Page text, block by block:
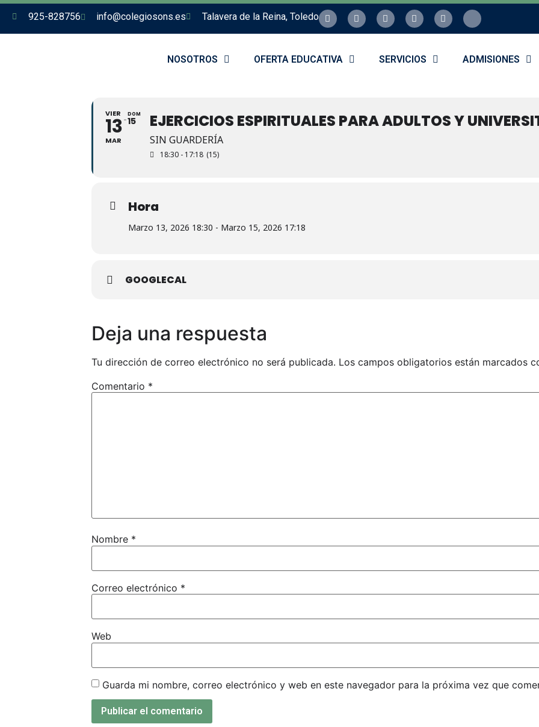
925-828756 info@colegiosons.es Talavera de la Reina, Toledo
NOSOTROS OFERTA EDUCATIVA SERVICIOS ADMISIONES
VIER
13
MAR
DOM
15 EJERCICIOS ESPIRITUALES PARA ADULTOS Y
SIN GUARDERÍA
18:30 - 17:18 (15)
Hora
Marzo 13, 2026 18:30 - Marzo 15, 2026 17:18
GOOGLECAL
Deja una respuesta
Tu dirección de correo electrónico no será publicada. Los campos obligatorios están marcados
Comentario *
Nombre *
Correo electrónico *
Web
Guarda mi nombre, correo electrónico y web en este navegador para la próxima vez que